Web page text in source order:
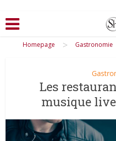
Homepage > Gastronomie
Les
musique